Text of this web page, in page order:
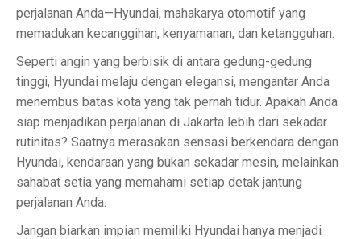
perjalanan Anda—Hyundai, mahakarya otomotif yang
memadukan kecanggihan, kenyamanan, dan ketangguhan.
Seperti angin yang berbisik di antara gedung-gedung
tinggi, Hyundai melaju dengan elegansi, mengantar Anda
menembus batas kota yang tak pernah tidur. Apakah Anda
siap menjadikan perjalanan di Jakarta lebih dari sekadar
rutinitas? Saatnya merasakan sensasi berkendara dengan
Hyundai, kendaraan yang bukan sekadar mesin, melainkan
sahabat setia yang memahami setiap detak jantung
perjalanan Anda.
Jangan biarkan impian memiliki Hyundai hanya menjadi